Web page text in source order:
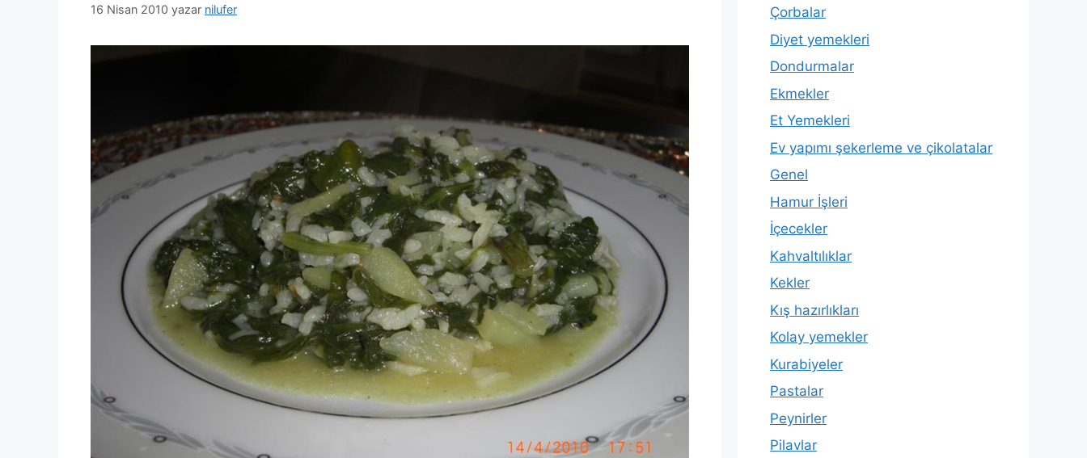
16 Nisan 2010 yazar nilufer
Çorbalar
Diyet yemekleri
Dondurmalar
Ekmekler
Et Yemekleri
Ev yapımı şekerleme ve çikolatalar
Genel
Hamur İşleri
İçecekler
Kahvaltılıklar
Kekler
Kış hazırlıkları
Kolay yemekler
Kurabiyeler
Pastalar
Peynirler
Pilavlar